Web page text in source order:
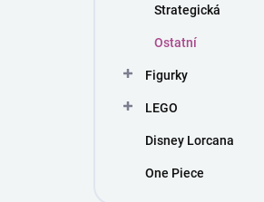
Strategická
Ostatní
Figurky
LEGO
Disney Lorcana
One Piece